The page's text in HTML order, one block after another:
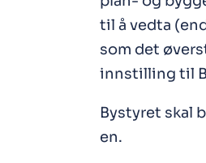
til å vedta
som det
innstilling til
Bystyret skal
en.